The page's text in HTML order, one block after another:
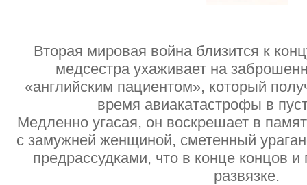
Вторая мировая война близится к
медсестра ухаживает на
«английским пациентом», который
время авиакатастрофы в
Медленно угасая, он воскрешает в
с замужней женщиной, сметенный
предрассудками, что в конце концов и
развязке.